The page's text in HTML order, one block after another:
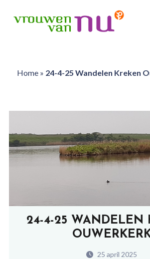
Home» 24-4-25 Wandelen Kreken
24-4-25 WANDELEN
25 april 2025